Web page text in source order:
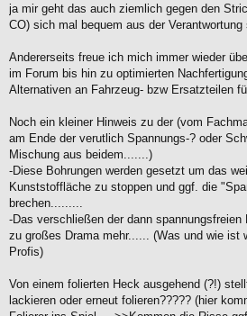
e
n
e
r
i
t
r
a
ja mir geht das auch ziemlich gegen den
CO) sich mal bequem aus der Verantwortung
Andererseits freue ich mich immer wieder
im Forum bis hin zu optimierten
Alternativen an Fahrzeug- bzw Ersatzteilen
Noch ein kleiner Hinweis zu der (vom
am Ende der verutlich Spannungs-? oder
Mischung aus beidem.......)
-Diese Bohrungen werden gesetzt um das
Kunststoffläche zu stoppen und ggf. die
brechen.........
-Das verschließen der dann
zu großes Drama mehr...... (Was und wie ist
Profis)
Von einem folierten Heck ausgehend (?!)
lackieren oder erneut folieren????? (hier